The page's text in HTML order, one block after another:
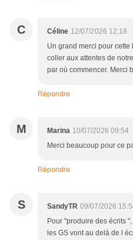
C Céline 12/07/2026 12:18
Un grand merci pour
coller aux attentes de
par où commencer. Merci
Répondre
M Marina 10/07/2026 09:54
Merci beaucoup pour ce
Répondre
S SandyTR 09/07/2026
Pour "produire des écrits
les GS vont au delà de l